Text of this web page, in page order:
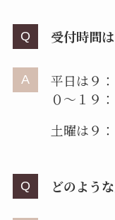
受付時間
平日は９
０～１９
土曜は９
どのよう